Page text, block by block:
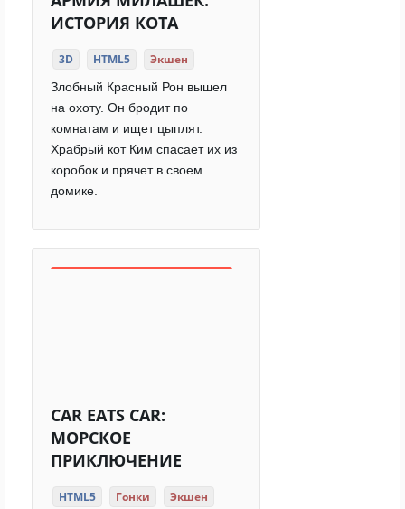
ИСТОРИЯ КОТА
3D HTML5 Экшен
Злобный Красный Рон вышел
на охоту. Он бродит по
комнатам и ищет цыплят.
Храбрый кот Ким спасает их из
коробок и прячет в своем
домике.
CAR EATS CAR:
МОРСКОЕ
ПРИКЛЮЧЕНИЕ
HTML5 Гонки Экшен